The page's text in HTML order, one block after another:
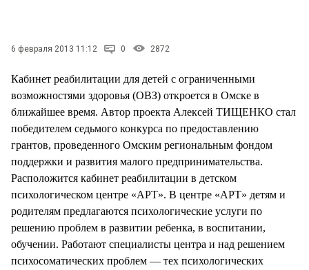
6 февраля 2013 11:12 0 2872
Кабинет реабилитации для детей с ограниченными
возможностями здоровья (ОВЗ) откроется в Омске в
ближайшее время. Автор проекта Алексей ТИЩЕНКО стал
победителем седьмого конкурса по предоставлению
грантов, проведенного Омским региональным фондом
поддержки и развития малого предпринимательства.
Расположится кабинет реабилитации в детском
психологическом центре «АРТ». В центре «АРТ» детям и
родителям предлагаются психологические услуги по
решению проблем в развитии ребенка, в воспитании,
обучении. Работают специалисты центра и над решением
психосоматических проблем — тех психологических